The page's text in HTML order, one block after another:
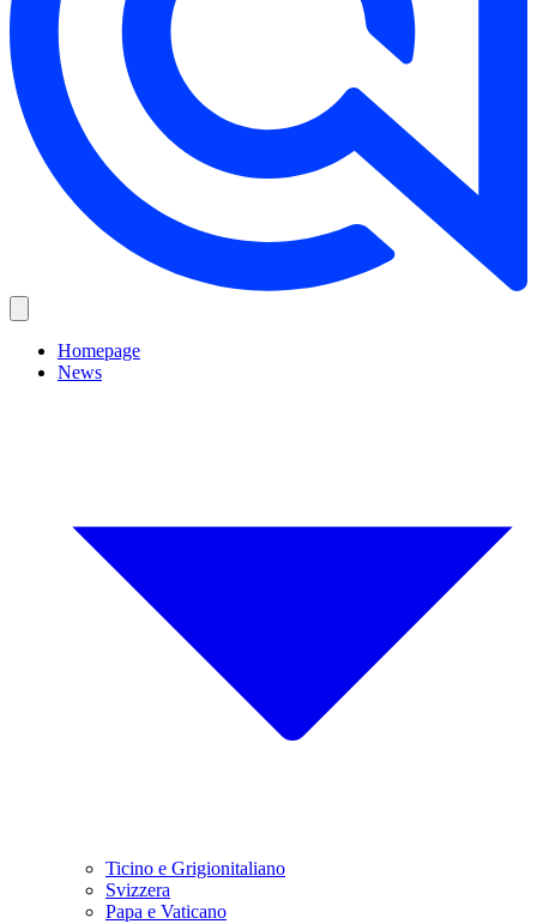
Homepage
News
Ticino e Grigionitaliano
Svizzera
Papa e Vaticano